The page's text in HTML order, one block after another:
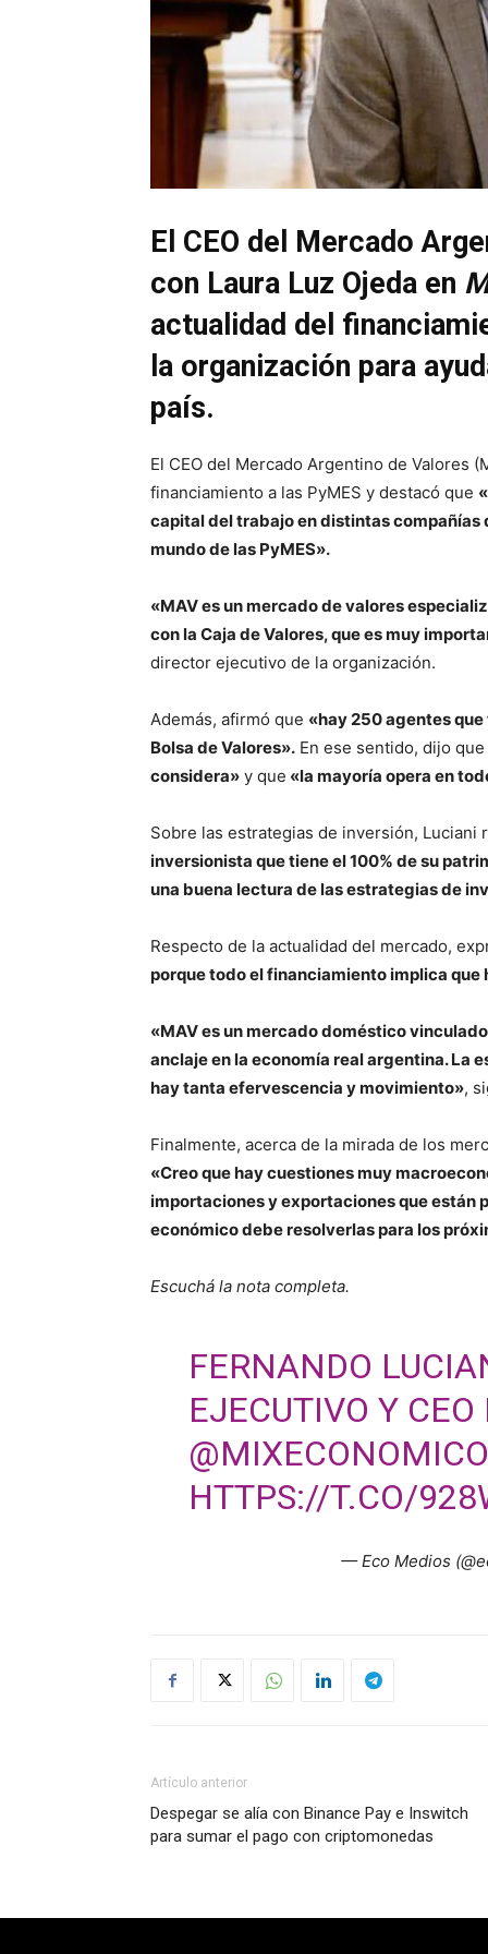
El CEO del Mercado
con Laura Luz Ojeda en
actualidad del
la organización para
país.
El CEO del Mercado Argentino de Valores
financiamiento a las PyMES y destacó que
capital del trabajo en distintas compañías
mundo de las PyMES».
«MAV es un mercado de valores
con la Caja de Valores, que es muy
director ejecutivo de la organización.
Además, afirmó que «hay 250 agentes
Bolsa de Valores». En ese sentido, dijo que
considera» y que «la mayoría opera en
Sobre las estrategias de inversión, Luciani
inversionista que tiene el 100% de su
una buena lectura de las estrategias de
Respecto de la actualidad del mercado,
porque todo el financiamiento implica
«MAV es un mercado doméstico
anclaje en la economía real argentina. La
hay tanta efervescencia y movimiento»,
Finalmente, acerca de la mirada de los
«Creo que hay cuestiones muy
importaciones y exportaciones que están
económico debe resolverlas para los
Escuchá la nota completa.
FERNANDO
EJECUTIVO Y
@MIXECONOMICO
HTTPS://T.CO/
— Eco Medios
Artículo anterior
Despegar se alía con Binance Pay e Inswitch
para sumar el pago con criptomonedas